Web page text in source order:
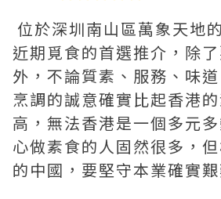
位於深圳南山區萬象天地
近期覓食的首選推介，除
外，不論質素、服務、味
烹調的誠意確實比起香港
高，無法香港是一個多元
心做素食的人固然很多，
的中國，要堅守本業確實艱